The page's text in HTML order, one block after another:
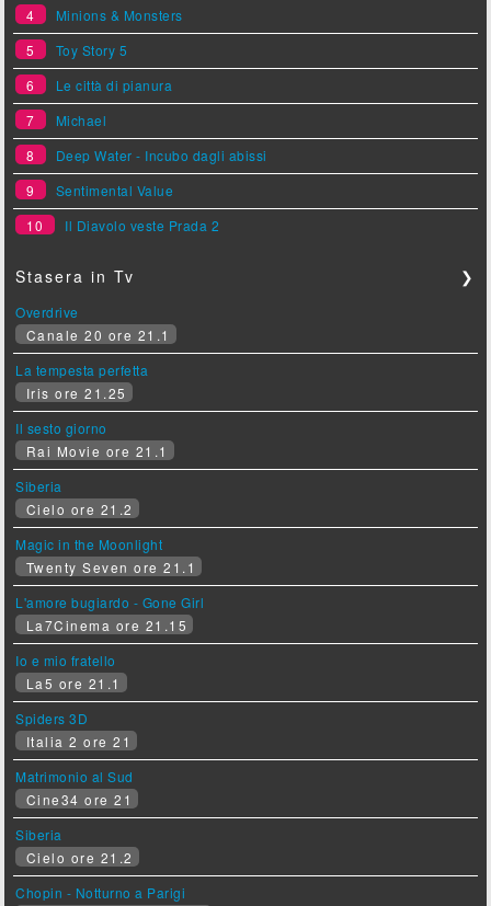
4
Minions & Monsters
5
Toy Story 5
6
Le città di pianura
7
Michael
8
Deep Water - Incubo dagli abissi
9
Sentimental Value
10
Il Diavolo veste Prada 2
Stasera in Tv ❯
Overdrive
Canale 20 ore 21.1
La tempesta perfetta
Iris ore 21.25
Il sesto giorno
Rai Movie ore 21.1
Siberia
Cielo ore 21.2
Magic in the Moonlight
Twenty Seven ore 21.1
L'amore bugiardo - Gone Girl
La7Cinema ore 21.15
Io e mio fratello
La5 ore 21.1
Spiders 3D
Italia 2 ore 21
Matrimonio al Sud
Cine34 ore 21
Siberia
Cielo ore 21.2
Chopin - Notturno a Parigi